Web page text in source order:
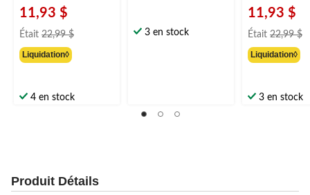
11,93 $
Était 22,99 $
Liquidation◊
4 en stock
3 en stock
11,93 $
Était 22,99 $
Liquidation◊
3 en stock
Produit Détails